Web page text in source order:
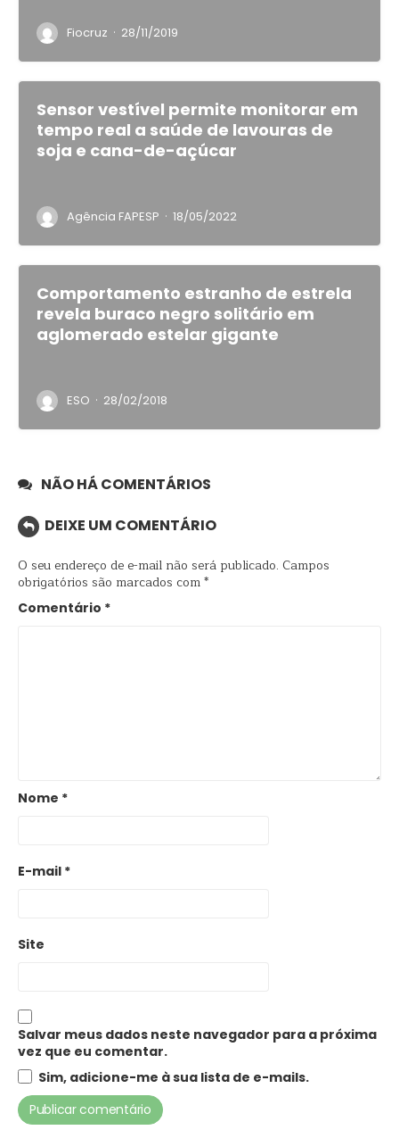
Fiocruz · 28/11/2019
Sensor vestível permite monitorar em
tempo real a saúde de lavouras de
soja e cana-de-açúcar
Agência FAPESP · 18/05/2022
Comportamento estranho de estrela
revela buraco negro solitário em
aglomerado estelar gigante
ESO · 28/02/2018
NÃO HÁ COMENTÁRIOS
DEIXE UM COMENTÁRIO
O seu endereço de e-mail não será publicado. Campos
obrigatórios são marcados com*
Comentário *
Nome *
E-mail *
Site
Salvar meus dados neste navegador para a próxima
vez que eu comentar.
Sim, adicione-me à sua lista de e-mails.